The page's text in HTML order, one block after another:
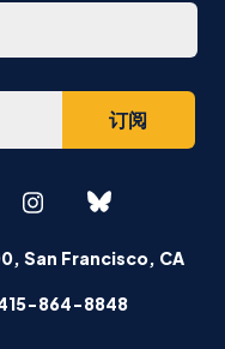
San Francisco, CA
864-8848